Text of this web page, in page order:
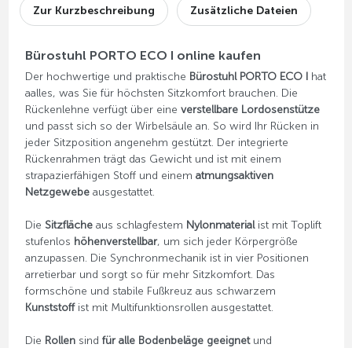
Zur Kurzbeschreibung Zusätzliche Dateien
Bürostuhl PORTO ECO I online kaufen
Der hochwertige und praktische Bürostuhl PORTO ECO Ihat
aalles, was Sie für höchsten Sitzkomfort brauchen. Die
Rückenlehne verfügt über eine verstellbare Lordosenstütze
und passt sich so der Wirbelsäule an. So wird Ihr Rücken in
jeder Sitzposition angenehm gestützt. Der integrierte
Rückenrahmen trägt das Gewicht und ist mit einem
strapazierfähigen Stoff und einem atmungsaktiven
Netzgewebeausgestattet.
Die Sitzflächeaus schlagfestem Nylonmaterialist mit Toplift
stufenlos höhenverstellbar, um sich jeder Körpergröße
anzupassen. Die Synchronmechanik ist in vier Positionen
arretierbar und sorgt so für mehr Sitzkomfort. Das
formschöne und stabile Fußkreuz aus schwarzem
Kunststoffist mit Multifunktionsrollen ausgestattet.
Die Rollensind für alle Bodenbeläge geeignetund